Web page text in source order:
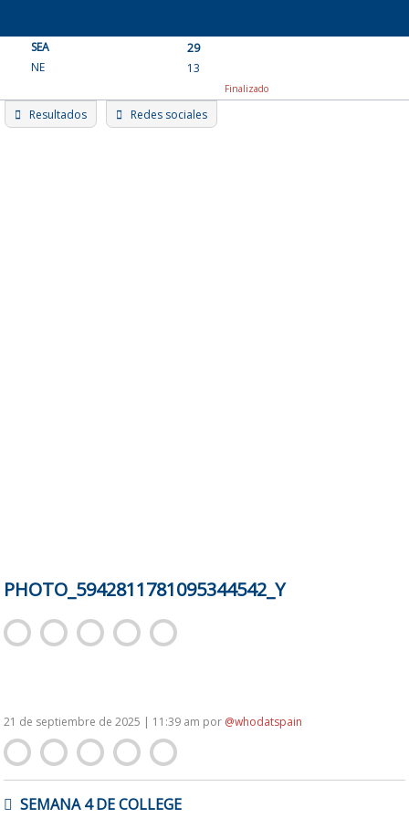
content
SEA
29
NE
13
Finalizado
Resultados Redes sociales
PHOTO_5942811781095344542_Y
21 de septiembre de 2025 | 11:39 am por @whodatspain
DESEMANA 4 DE COLLEGE